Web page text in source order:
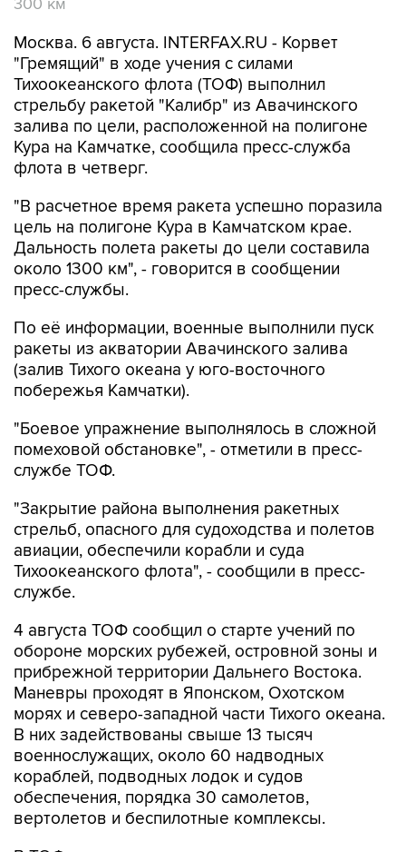
300 км
Москва. 6 августа. INTERFAX.RU - Корвет
"Гремящий" в ходе учения с силами
Тихоокеанского флота (ТОФ) выполнил
стрельбу ракетой "Калибр" из Авачинского
залива по цели, расположенной на полигоне
Кура на Камчатке, сообщила пресс-служба
флота в четверг.
"В расчетное время ракета успешно поразила
цель на полигоне Кура в Камчатском крае.
Дальность полета ракеты до цели составила
около 1300 км", - говорится в сообщении
пресс-службы.
По её информации, военные выполнили пуск
ракеты из акватории Авачинского залива
(залив Тихого океана у юго-восточного
побережья Камчатки).
"Боевое упражнение выполнялось в сложной
помеховой обстановке", - отметили в пресс-
службе ТОФ.
"Закрытие района выполнения ракетных
стрельб, опасного для судоходства и полетов
авиации, обеспечили корабли и суда
Тихоокеанского флота", - сообщили в пресс-
службе.
4 августа ТОФ сообщил о старте учений по
обороне морских рубежей, островной зоны и
прибрежной территории Дальнего Востока.
Маневры проходят в Японском, Охотском
морях и северо-западной части Тихого океана.
В них задействованы свыше 13 тысяч
военнослужащих, около 60 надводных
кораблей, подводных лодок и судов
обеспечения, порядка 30 самолетов,
вертолетов и беспилотные комплексы.